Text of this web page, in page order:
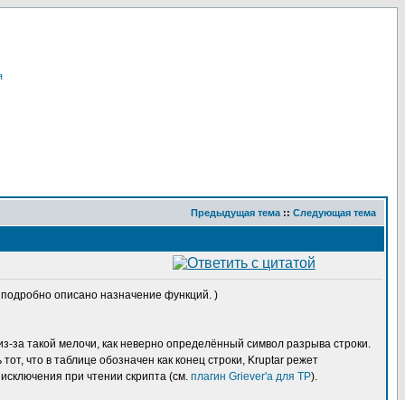
Предыдущая тема :: Следующая тема
подробно описано назначение функций. )
за такой мелочи, как неверно определённый символ разрыва строки.
что в таблице обозначен как конец строки, Kruptar режет
при чтении скрипта (см. плагин Griever'а для TP).